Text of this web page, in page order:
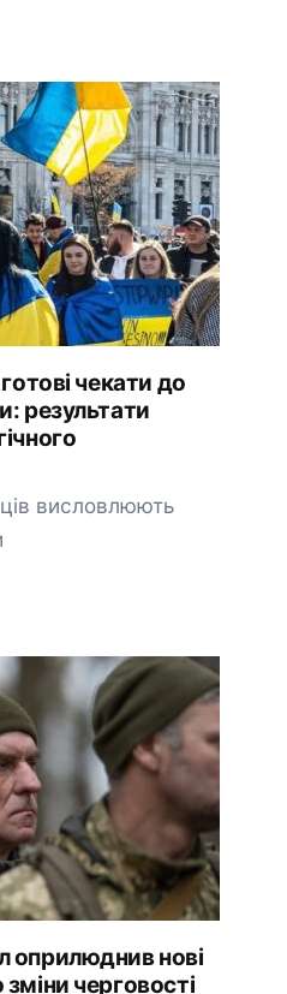
чекати до
результати
висловлюють
оприлюднив нові
черговості